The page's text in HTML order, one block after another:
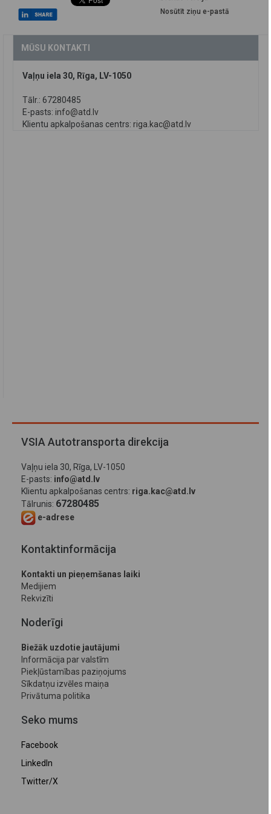
Nosūtīt ziņu e-pastā
MŪSU KONTAKTI
Vaļņu iela 30, Rīga, LV-1050
Tālr.: 67280485
E-pasts: info@atd.lv
Klientu apkalpošanas centrs: riga.kac@atd.lv
VSIA Autotransporta direkcija
Vaļņu iela 30, Rīga, LV-1050
E-pasts: info@atd.lv
Klientu apkalpošanas centrs: riga.kac@atd.lv
Tālrunis: 67280485
e-adrese
Kontaktinformācija
Kontakti un pieņemšanas laiki
Medijiem
Rekvizīti
Noderīgi
Biežāk uzdotie jautājumi
Informācija par valstīm
Piekļūstamības paziņojums
Sīkdatņu izvēles maiņa
Privātuma politika
Seko mums
Facebook
LinkedIn
Twitter/X